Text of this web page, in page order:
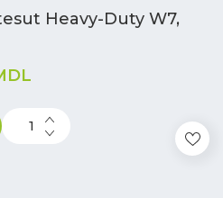
Heavy-Duty W7,